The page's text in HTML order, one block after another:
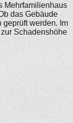
Mehrfamilienhaus
das Gebäude
geprüft werden. Im
Schadenshöhe